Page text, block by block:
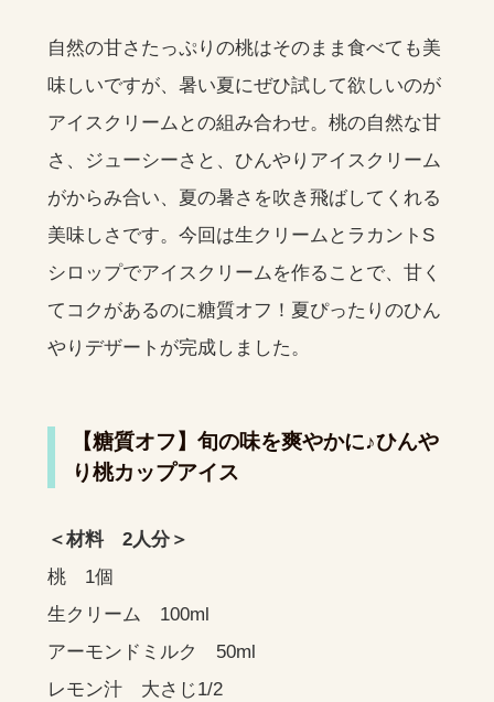
自然の甘さたっぷりの桃はそのまま食べても美
味しいですが、暑い夏にぜひ試して欲しいのが
アイスクリームとの組み合わせ。桃の自然な甘
さ、ジューシーさと、ひんやりアイスクリーム
がからみ合い、夏の暑さを吹き飛ばしてくれる
美味しさです。今回は生クリームとラカントS
シロップでアイスクリームを作ることで、甘く
てコクがあるのに糖質オフ！夏ぴったりのひん
やりデザートが完成しました。
【糖質オフ】旬の味を爽やかに♪ひんや
り桃カップアイス
＜材料 2人分＞
桃 1個
生クリーム 100ml
アーモンドミルク 50ml
レモン汁 大さじ1/2